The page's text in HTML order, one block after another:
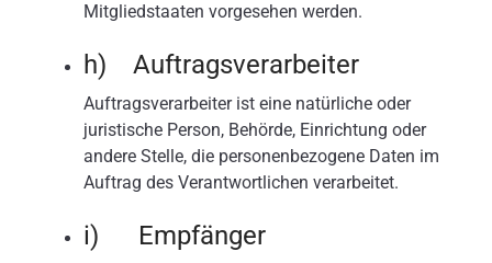
Mitgliedstaaten vorgesehen werden.
h) Auftragsverarbeiter
Auftragsverarbeiter ist eine natürliche oder
juristische Person, Behörde, Einrichtung oder
andere Stelle, die personenbezogene Daten im
Auftrag des Verantwortlichen verarbeitet.
i) Empfänger